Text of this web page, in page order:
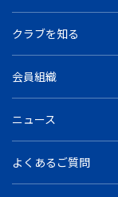
クラブを知る
会員組織
ニュース
よくあるご質問